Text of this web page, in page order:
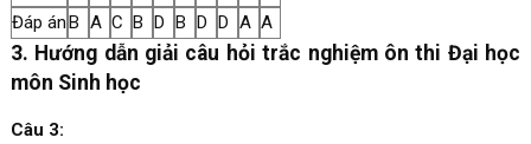
Đáp ánB A C B D B D D A A
3. Hướng dẫn giải câu hỏi trắc nghiệm ôn thi Đại học
môn Sinh học
Câu 3: